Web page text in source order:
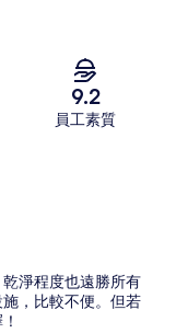
9.2
員工素質
淨程度也遠勝所有
，比較不便。但若